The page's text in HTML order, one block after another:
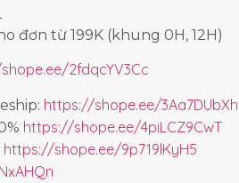
đơn từ 199K (khung 0H, 12H)
2fdqcYV3Cc
https://shope.ee/
https://shope.ee/4piLCZ9CwT
https://shope.ee/9p719lKyH5